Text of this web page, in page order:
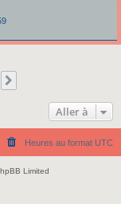
Aller à
Heures au format UTC
Limited